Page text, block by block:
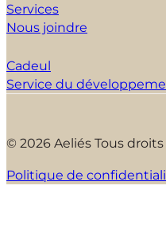
Services
Nous joindre
Cadeul
Service du
© 2026 Aeliés Tous droits
Politique de